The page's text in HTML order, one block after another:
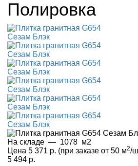
Полировка
На складе — 1078 м2
Цена 5 371 р. (при заказе от 50 м2/
5 494 р.